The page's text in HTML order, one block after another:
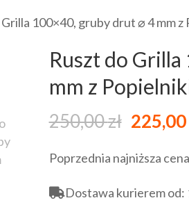
100×40, gruby drut ⌀ 4 mm z
Ruszt do
mm z
250,00zł
250,00
225,00
Poprzednia najniższa
Dostawa kurierem od: